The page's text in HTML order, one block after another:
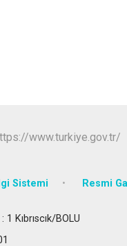
Sistemi Resmi
Kıbrıscık/BOLU